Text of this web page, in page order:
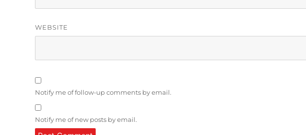
WEBSITE
Notify me of follow-up comments by email.
Notify me of new posts by email.